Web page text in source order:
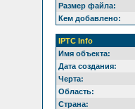
Размер файла:
Кем добавлено:
IPTC Info
Имя объекта:
Дата создания:
Черта:
Область:
Страна: